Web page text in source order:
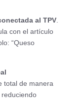
al TPV.
con el artículo
“Queso
total de manera